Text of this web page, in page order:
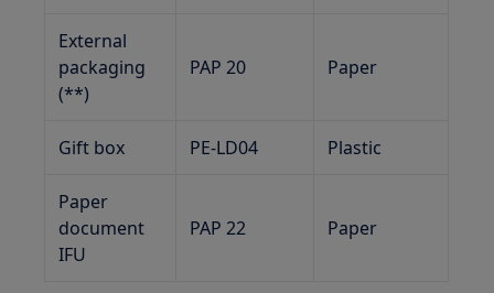
External
packaging
(**)
PAP 20 Paper
Gift box PE-LD04 Plastic
Paper
document
IFU
PAP 22 Paper